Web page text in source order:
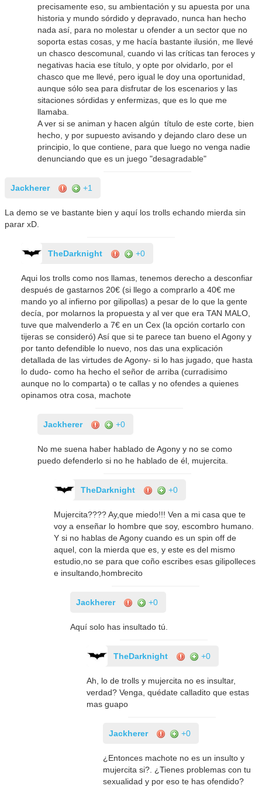
precisamente eso, su ambientación y su apuesta por una
historia y mundo sórdido y depravado, nunca han hecho
nada así, para no molestar u ofender a un sector que no
soporta estas cosas, y me hacía bastante ilusión, me llevé
un chasco descomunal, cuando vi las críticas tan feroces y
negativas hacia ese título, y opte por olvidarlo, por el
chasco que me llevé, pero igual le doy una oportunidad,
aunque sólo sea para disfrutar de los escenarios y las
sitaciones sórdidas y enfermizas, que es lo que me
llamaba.
A ver si se animan y hacen algún título de este corte, bien
hecho, y por supuesto avisando y dejando claro dese un
principio, lo que contiene, para que luego no venga nadie
denunciando que es un juego "desagradable"
Jackherer +1
La demo se ve bastante bien y aquí los trolls echando mierda sin
parar xD.
TheDarknight +0
Aqui los trolls como nos llamas, tenemos derecho a desconfiar
después de gastarnos 20€ (si llego a comprarlo a 40€ me
mando yo al infierno por gilipollas) a pesar de lo que la gente
decía, por molarnos la propuesta y al ver que era TAN MALO,
tuve que malvenderlo a 7€ en un Cex (la opción cortarlo con
tijeras se consideró) Así que si te parece tan bueno el Agony y
por tanto defendible lo nuevo, nos das una explicación
detallada de las virtudes de Agony- si lo has jugado, que hasta
lo dudo- como ha hecho el señor de arriba (curradisimo
aunque no lo comparta) o te callas y no ofendes a quienes
opinamos otra cosa, machote
Jackherer +0
No me suena haber hablado de Agony y no se como
puedo defenderlo si no he hablado de él, mujercita.
TheDarknight +0
Mujercita???? Ay,que miedo!!! Ven a mi casa que te
voy a enseñar lo hombre que soy, escombro humano.
Y si no hablas de Agony cuando es un spin off de
aquel, con la mierda que es, y este es del mismo
estudio,no se para que coño escribes esas gilipolleces
e insultando,hombrecito
Jackherer +0
Aquí solo has insultado tú.
TheDarknight +0
Ah, lo de trolls y mujercita no es insultar,
verdad? Venga, quédate calladito que estas
mas guapo
Jackherer +0
¿Entonces machote no es un insulto y
mujercita si?. ¿Tienes problemas con tu
sexualidad y por eso te has ofendido?